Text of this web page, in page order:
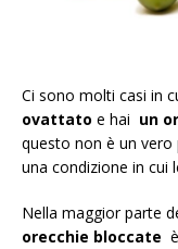
Ci sono molti casi in
ovattato e hai un
questo non è un vero
una condizione in cui
Nella maggior parte
orecchie bloccate